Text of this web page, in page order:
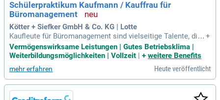
Schülerpraktikum Kaufmann / Kauffrau für
Büromanagement
Kötter + Siefker GmbH & Co. KG | Lotte
Kaufleute für Büromanagement sind vielseitige Talente, die i
n der modernen Bürowelt unverzichtbar sind. Sie meistern d
en Umgang mit Laptop und Telefon gleichzeitig, koordiniere
n umfassen die Büroorganisation von A bis Z sowie die Pla
nung von Veranstaltungen. Die Ausbildung dauert drei Jahre
und richtet sich an Absolventen eines guten Realschulabsch
lusses oder einer Handelsschule. Neben regelmäßigen Sch
+
Vermögenswirksame Leistungen | Gutes Betriebsklima |
Weiterbildungsmöglichkeiten | Vollzeit
+ weitere Benefits
mehr erfahren Heute veröffentlicht